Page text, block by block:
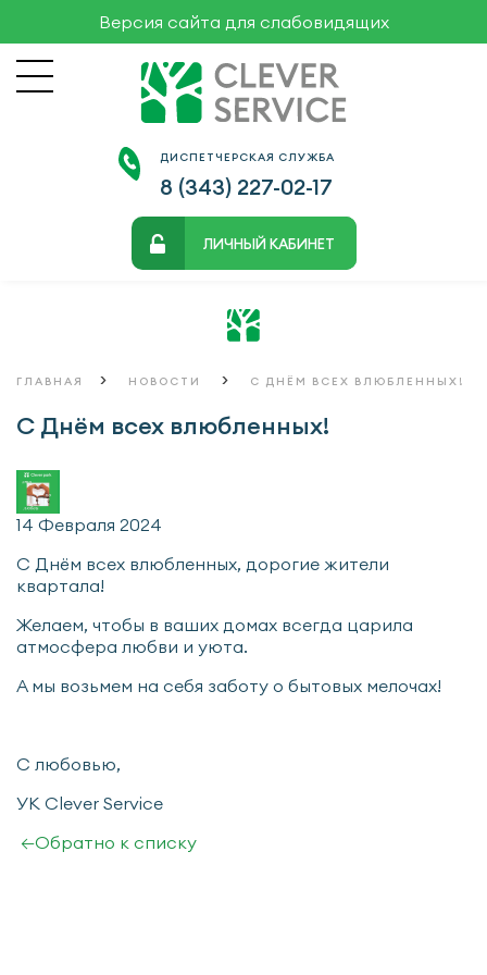
Версия сайта для слабовидящих
ДИСПЕТЧЕРСКАЯ СЛУЖБА
8 (343) 227-02-17
ЛИЧНЫЙ КАБИНЕТ
ГЛАВНАЯ > НОВОСТИ > С ДНЁМ ВСЕХ ВЛЮБЛЕННЫХ!
С Днём всех влюбленных!
14 Февраля 2024
С Днём всех влюбленных, дорогие жители
квартала!
Желаем, чтобы в ваших домах всегда царила
атмосфера любви и уюта.
А мы возьмем на себя заботу о бытовых мелочах!
С любовью,
УК Clever Service
←Обратно к списку